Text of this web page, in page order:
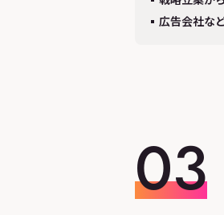
広告会社な
03